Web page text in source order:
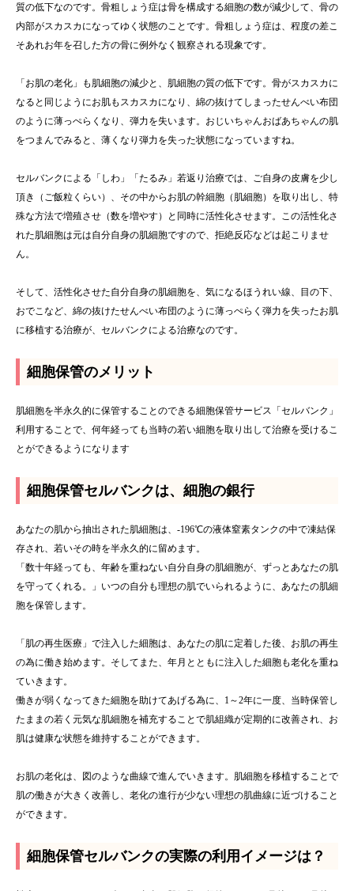
質の低下なのです。骨粗しょう症は骨を構成する細胞の数が減少して、骨の
内部がスカスカになってゆく状態のことです。骨粗しょう症は、程度の差こ
そあれお年を召した方の骨に例外なく観察される現象です。
「お肌の老化」も肌細胞の減少と、肌細胞の質の低下です。骨がスカスカに
なると同じようにお肌もスカスカになり、綿の抜けてしまったせんべい布団
のように薄っぺらくなり、弾力を失います。おじいちゃんおばあちゃんの肌
をつまんでみると、薄くなり弾力を失った状態になっていますね。
セルバンクによる「しわ」「たるみ」若返り治療では、ご自身の皮膚を少し
頂き（ご飯粒くらい）、その中からお肌の幹細胞（肌細胞）を取り出し、特
殊な方法で増殖させ（数を増やす）と同時に活性化させます。この活性化さ
れた肌細胞は元は自分自身の肌細胞ですので、拒絶反応などは起こりませ
ん。
そして、活性化させた自分自身の肌細胞を、気になるほうれい線、目の下、
おでこなど、綿の抜けたせんべい布団のように薄っぺらく弾力を失ったお肌
に移植する治療が、セルバンクによる治療なのです。
細胞保管のメリット
肌細胞を半永久的に保管することのできる細胞保管サービス「セルバンク」
利用することで、何年経っても当時の若い細胞を取り出して治療を受けるこ
とができるようになります
細胞保管セルバンクは、細胞の銀行
あなたの肌から抽出された肌細胞は、-196℃の液体窒素タンクの中で凍結保
存され、若いその時を半永久的に留めます。
「数十年経っても、年齢を重ねない自分自身の肌細胞が、ずっとあなたの肌
を守ってくれる。」いつの自分も理想の肌でいられるように、あなたの肌細
胞を保管します。
「肌の再生医療」で注入した細胞は、あなたの肌に定着した後、お肌の再生
の為に働き始めます。そしてまた、年月とともに注入した細胞も老化を重ね
ていきます。
働きが弱くなってきた細胞を助けてあげる為に、1～2年に一度、当時保管し
たままの若く元気な肌細胞を補充することで肌組織が定期的に改善され、お
肌は健康な状態を維持することができます。
お肌の老化は、図のような曲線で進んでいきます。肌細胞を移植することで
肌の働きが大きく改善し、老化の進行が少ない理想の肌曲線に近づけること
ができます。
細胞保管セルバンクの実際の利用イメージは？